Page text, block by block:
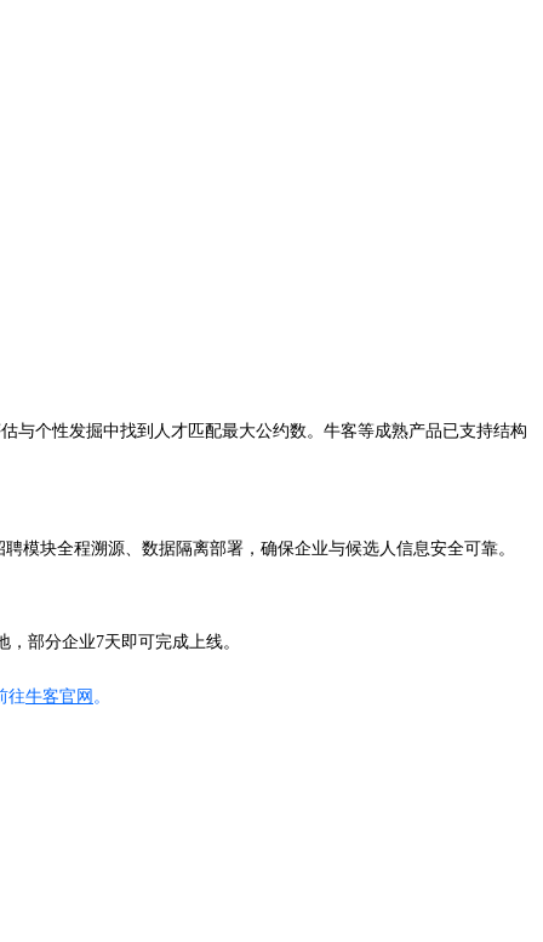
与个性发掘中找到人才匹配最大公约数。牛客等成熟产品已支持结构
模块全程溯源、数据隔离部署，确保企业与候选人信息安全可靠。
部分企业7天即可完成上线。
往牛客官网 。